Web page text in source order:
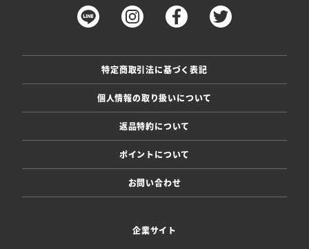
特定商取引法に基づく表記
個人情報の取り扱いについて
返品特約について
ポイントについて
お問い合わせ
企業サイト